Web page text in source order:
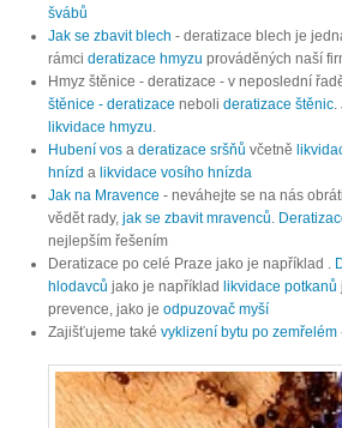
švábů
Jak se zbavit blech - deratizace blech je
rámci deratizace hmyzu prováděných naší
Hmyz štěnice - deratizace - v neposlední
štěnice - deratizace neboli deratizace štěnic.
likvidace hmyzu.
Hubení vos a deratizace sršňů včetně
hnízd a likvidace vosího hnízda
Jak na Mravence - neváhejte se na nás
vědět rady, jak se zbavit mravenců.
nejlepším řešením
Deratizace po celé Praze jako je například .
hlodavců jako je například likvidace potkanů
prevence, jako je odpuzovač myší
Zajišťujeme také vyklizení bytu po zemřelém